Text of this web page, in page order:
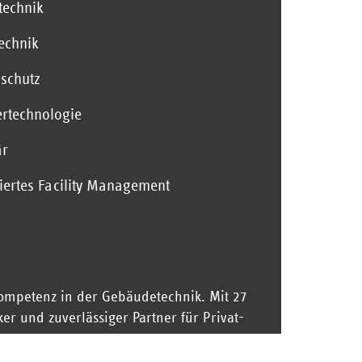
Facility Management
in der Gebäudetechnik. Mit 27
und zuverlässiger Partner für Privat-